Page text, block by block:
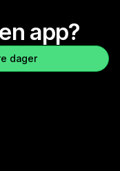
app?
dager